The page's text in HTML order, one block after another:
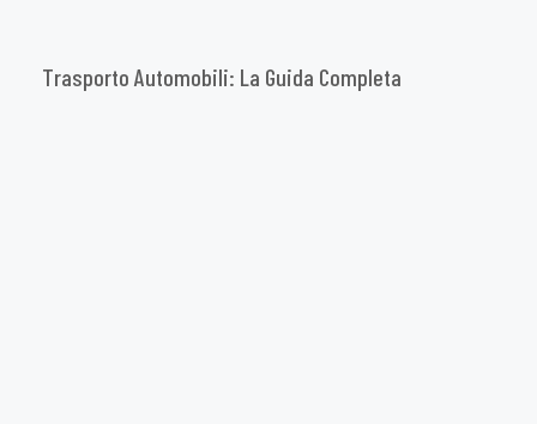
Trasporto Automobili: La Guida Completa